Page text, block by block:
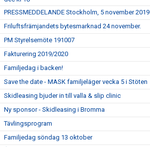
PRESSMEDDELANDE Stockholm, 5 november 2019
Friluftsfrämjandets bytesmarknad 24 november.
PM Styrelsemöte 191007
Fakturering 2019/2020
Familjedag i backen!
Save the date - MASK familjeläger vecka 5 i Stöten
Skidleasing bjuder in till valla & slip clinic
Ny sponsor - Skidleasing i Bromma
Tävlingsprogram
Familjedag söndag 13 oktober